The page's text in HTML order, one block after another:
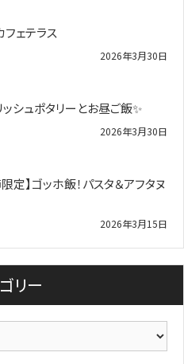
ェテラス
2026年3月30日
シュポタリーとお昼ご飯✨
2026年3月30日
定】ゴッホ飯！パスタ＆アフタヌ
2026年3月15日
リー